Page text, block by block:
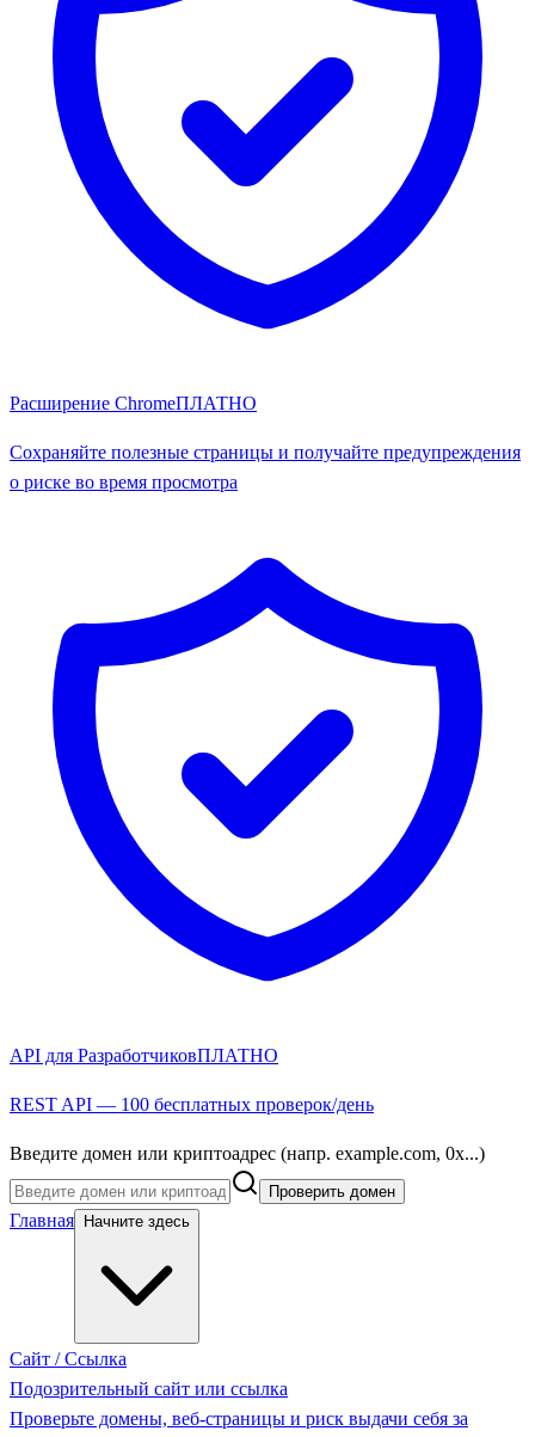
Расширение ChromeПЛАТНО
Сохраняйте полезные страницы и получайте предупреждения
о риске во время просмотра
API для РазработчиковПЛАТНО
REST API — 100 бесплатных проверок/день
Введите домен или криптоадрес (напр. example.com, 0x...)
Проверить домен
Главная Начните здесь
Сайт / Ссылка
Подозрительный сайт или ссылка
Проверьте домены, веб-страницы и риск выдачи себя за